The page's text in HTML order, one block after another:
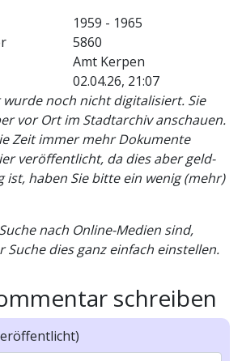
1959 - 1965
5860
Amt Kerpen
02.04.26, 21:07
noch nicht digitalisiert. Sie
vor Ort im Stadtarchiv anschauen.
Zeit immer mehr Dokumente
veröffentlicht, da dies aber geld-
ist, haben Sie bitte ein wenig (mehr)
nach Online-Medien sind,
Suche dies ganz einfach einstellen.
schreiben